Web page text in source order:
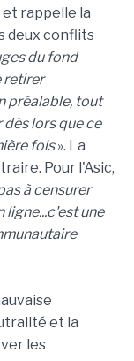
rappelle la
deux conflits
du fond
retirer
préalable, tout
lors que ce
fois». La
Pour l'Asic,
à censurer
une
et la
les